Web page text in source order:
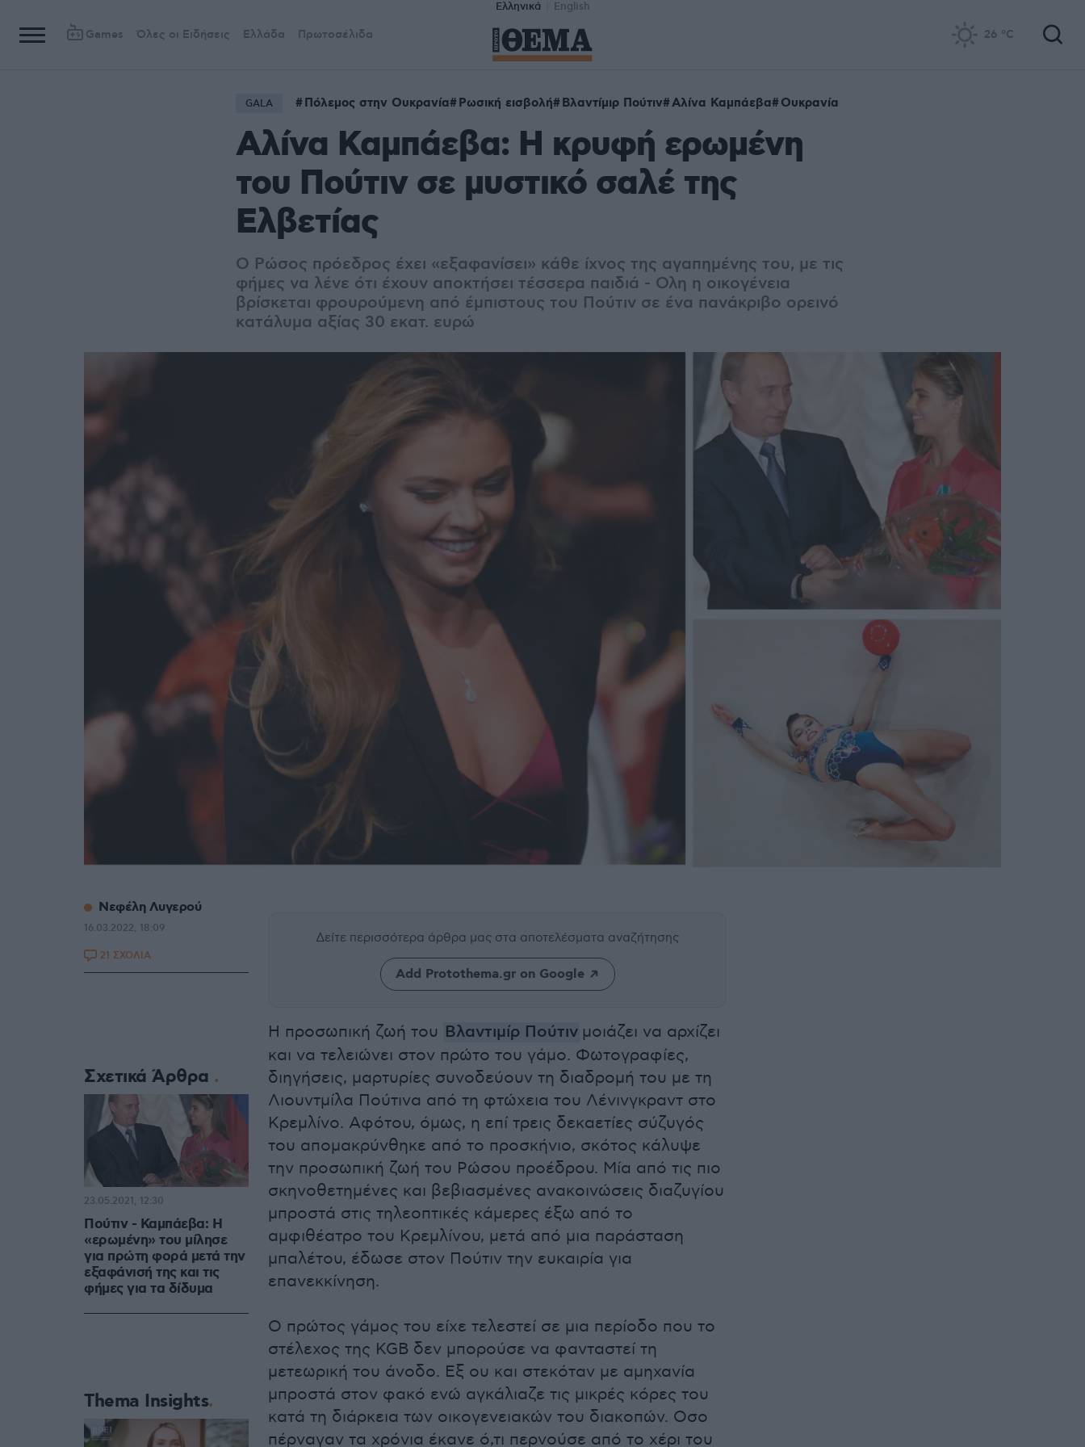
Ελληνικά English
Games Όλες οι Ειδήσεις Ελλάδα Πρωτοσέλιδα 26 °C
GALA Πόλεμος στην Ουκρανία Ρωσική εισβολή Βλαντίμιρ Πούτιν Αλίνα Καμπάεβα Ουκρανία
Αλίνα Καμπάεβα: Η κρυφή ερωμένη
του Πούτιν σε μυστικό σαλέ της
Ελβετίας
Ο Ρώσος πρόεδρος έχει «εξαφανίσει» κάθε ίχνος της αγαπημένης του, με τις
φήμες να λένε ότι έχουν αποκτήσει τέσσερα παιδιά - Ολη η οικογένεια
βρίσκεται φρουρούμενη από έμπιστους του Πούτιν σε ένα πανάκριβο ορεινό
κατάλυμα αξίας 30 εκατ. ευρώ
Δείτε περισσότερα άρθρα μας στα αποτελέσματα αναζήτησης
Add Protothema.gr on Google
Η προσωπική ζωή του Βλαντιμίρ Πούτιν μοιάζει να αρχίζει
και να τελειώνει στον πρώτο του γάμο. Φωτογραφίες,
διηγήσεις, μαρτυρίες συνοδεύουν τη διαδρομή του με τη
Λιουντμίλα Πούτινα από τη φτώχεια του Λένινγκραντ στο
Κρεμλίνο. Αφότου, όμως, η επί τρεις δεκαετίες σύζυγός
του απομακρύνθηκε από το προσκήνιο, σκότος κάλυψε
την προσωπική ζωή του Ρώσου προέδρου. Μία από τις πιο
σκηνοθετημένες και βεβιασμένες ανακοινώσεις διαζυγίου
μπροστά στις τηλεοπτικές κάμερες έξω από το
αμφιθέατρο του Κρεμλίνου, μετά από μια παράσταση
μπαλέτου, έδωσε στον Πούτιν την ευκαιρία για
επανεκκίνηση.
Ο πρώτος γάμος του είχε τελεστεί σε μια περίοδο που το
στέλεχος της KGB δεν μπορούσε να φανταστεί τη
μετεωρική του άνοδο. Εξ ου και στεκόταν με αμηχανία
μπροστά στον φακό ενώ αγκάλιαζε τις μικρές κόρες του
κατά τη διάρκεια των οικογενειακών του διακοπών. Οσο
πέρναγαν τα χρόνια έκανε ό,τι περνούσε από το χέρι του
Νεφέλη Λυγερού
16.03.2022, 18:09
21 ΣΧΟΛΙΑ
Σχετικά Άρθρα
Πούτιν - Καμπάεβα: Η
«ερωμένη» του μίλησε
για πρώτη φορά μετά την
εξαφάνισή της και τις
φήμες για τα δίδυμα
23.05.2021, 12:30
Thema Insights